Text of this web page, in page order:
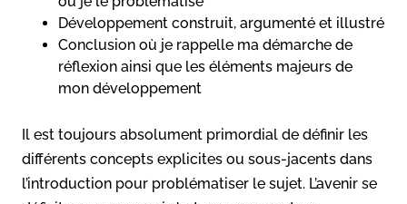
Développement construit, argumenté et illustré
Conclusion où je rappelle ma démarche de
réflexion ainsi que les éléments majeurs de
mon développement
Il est toujours absolument primordial de définir les
différents concepts explicites ou sous-jacents dans
l’introduction pour problématiser le sujet. L’avenir se